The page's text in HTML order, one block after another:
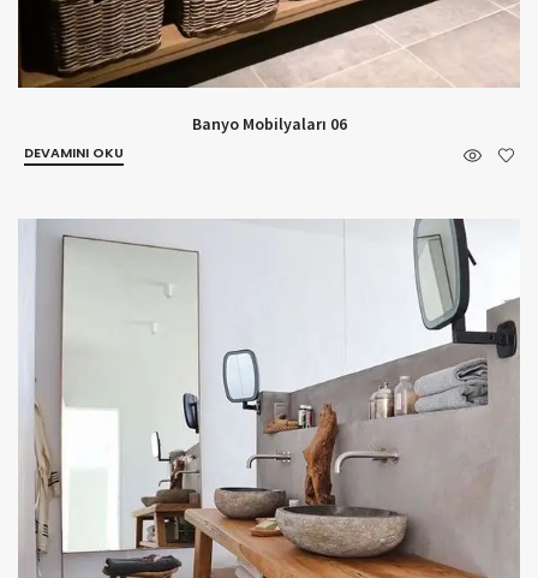
Banyo Mobilyaları 06
DEVAMINI OKU